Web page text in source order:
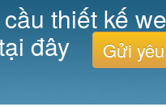
thiết kế
đây Gửi